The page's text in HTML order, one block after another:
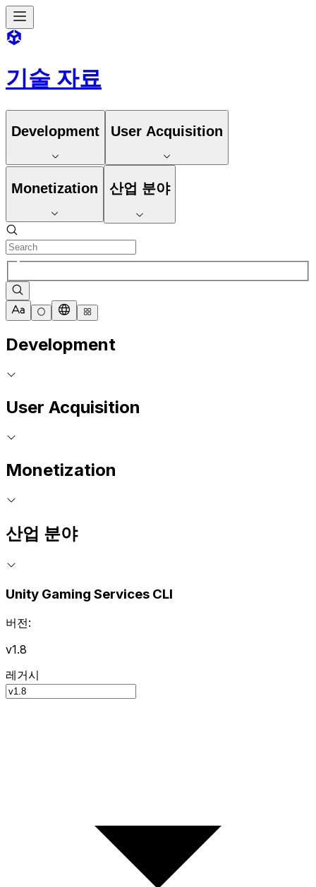
기술 자료
Development User Acquisition
Monetization 산업 분야
Development
User Acquisition
Monetization
산업 분야
Unity Gaming Services CLI
버전:
v1.8
레거시